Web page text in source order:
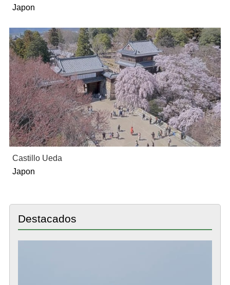
Japon
Castillo Ueda
Japon
Destacados